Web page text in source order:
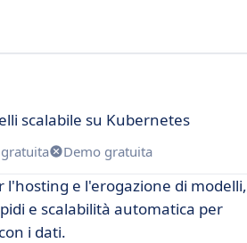
scalabile su Kubernetes
Demo gratuita
e l'erogazione di modelli,
e scalabilità automatica per
i dati.